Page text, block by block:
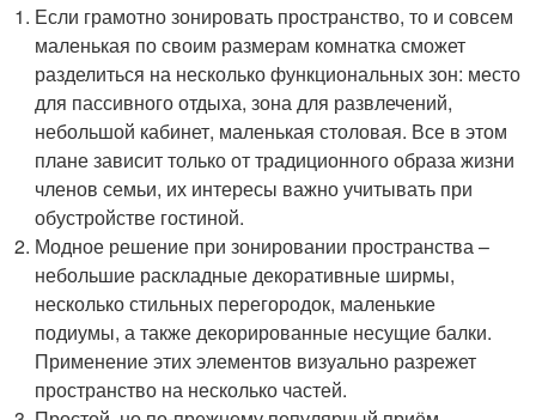
Если грамотно зонировать пространство, то и совсем
маленькая по своим размерам комнатка сможет
разделиться на несколько функциональных зон: место
для пассивного отдыха, зона для развлечений,
небольшой кабинет, маленькая столовая. Все в этом
плане зависит только от традиционного образа жизни
членов семьи, их интересы важно учитывать при
обустройстве гостиной.
Модное решение при зонировании пространства –
небольшие раскладные декоративные ширмы,
несколько стильных перегородок, маленькие
подиумы, а также декорированные несущие балки.
Применение этих элементов визуально разрежет
пространство на несколько частей.